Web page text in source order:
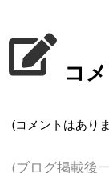
コ
(コメントはあり
(ブログ掲載後